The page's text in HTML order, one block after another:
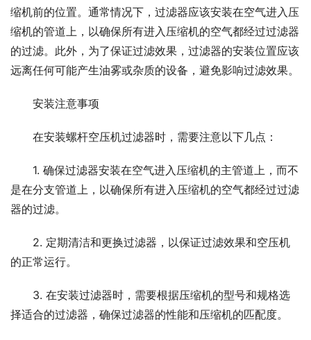
缩机前的位置。通常情况下，过滤器应该安装在空气进入压
缩机的管道上，以确保所有进入压缩机的空气都经过过滤器
的过滤。此外，为了保证过滤效果，过滤器的安装位置应该
远离任何可能产生油雾或杂质的设备，避免影响过滤效果。
安装注意事项
在安装螺杆空压机过滤器时，需要注意以下几点：
1. 确保过滤器安装在空气进入压缩机的主管道上，而不
是在分支管道上，以确保所有进入压缩机的空气都经过过滤
器的过滤。
2. 定期清洁和更换过滤器，以保证过滤效果和空压机
的正常运行。
3. 在安装过滤器时，需要根据压缩机的型号和规格选
择适合的过滤器，确保过滤器的性能和压缩机的匹配度。